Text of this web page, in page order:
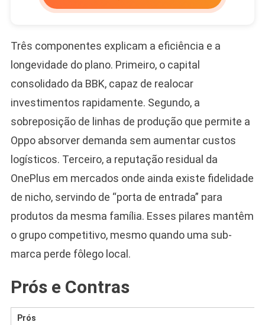
Três componentes explicam a eficiência e a
longevidade do plano. Primeiro, o capital
consolidado da BBK, capaz de realocar
investimentos rapidamente. Segundo, a
sobreposição de linhas de produção que permite a
Oppo absorver demanda sem aumentar custos
logísticos. Terceiro, a reputação residual da
OnePlus em mercados onde ainda existe fidelidade
de nicho, servindo de “porta de entrada” para
produtos da mesma família. Esses pilares mantêm
o grupo competitivo, mesmo quando uma sub-
marca perde fôlego local.
Prós e Contras
Prós